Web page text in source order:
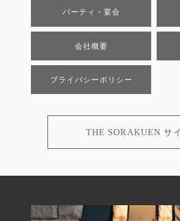
パーティ・宴会
会社概要
プライバシーポリシー
THE SORAKUEN サ